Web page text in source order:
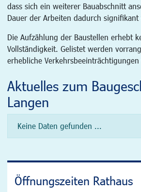
dass sich ein weiterer Bauabschnitt
Dauer der Arbeiten dadurch
Die Aufzählung der Baustellen erhebt
Vollständigkeit. Gelistet werden
erhebliche
Aktuelles zum
Langen
Keine Daten gefunden ...
Öffnungszeiten Rathaus